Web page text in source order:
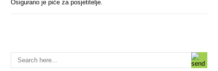
Osigurano je piće za posjetitelje.